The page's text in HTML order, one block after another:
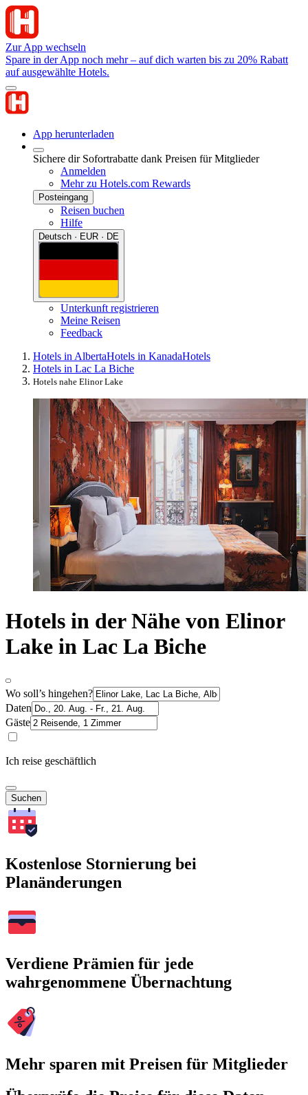
Zur App wechseln
Spare in der App noch mehr – auf dich warten bis zu 20% Rabatt
auf ausgewählte Hotels.
App herunterladen
Sichere dir Sofortrabatte dank Preisen für Mitglieder
Anmelden
Mehr zu Hotels.com Rewards
Posteingang
Reisen buchen
Hilfe
Deutsch · EUR · DE
Unterkunft registrieren
Meine Reisen
Feedback
Hotels in AlbertaHotels in KanadaHotels
Hotels in Lac La Biche
Hotels nahe Elinor Lake
Hotels in der Nähe von Elinor
Lake in Lac La Biche
Wo soll’s hingehen?
Daten
Gäste
Ich reise geschäftlich
Suchen
Kostenlose Stornierung bei
Planänderungen
Verdiene Prämien für jede
wahrgenommene Übernachtung
Mehr sparen mit Preisen für Mitglieder